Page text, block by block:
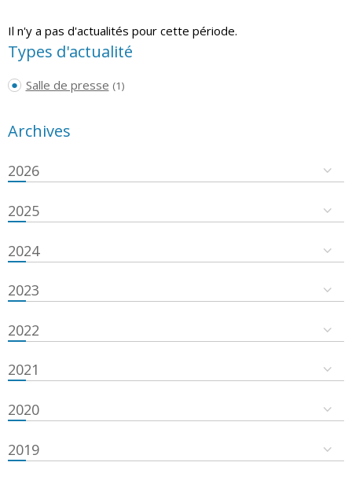
Il n'y a pas d'actualités pour cette période.
Types d'actualité
Salle de presse (1)
Archives
2026
2025
2024
2023
2022
2021
2020
2019